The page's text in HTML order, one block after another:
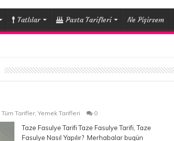
Tatlılar Pasta Tarifleri Ne Pişirsem
Tüm Tarifler, Yemek Tarifleri 0
Taze Fasulye Tarifi Taze Fasulye Tarifi, Taze
Fasulye Nasıl Yapılır? Merhabalar bugün